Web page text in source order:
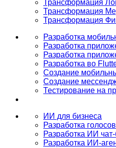
Трансформация
Трансформация
Трансформация
Разработка
Разработка
Разработка
Разработка во
Создание
Создание
Тестирование на
ИИ для бизнеса
Разработка
Разработка ИИ
Разработка ИИ-